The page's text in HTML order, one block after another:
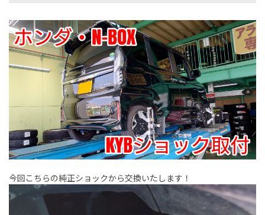
今回こちらの純正ショックから交換いたします！